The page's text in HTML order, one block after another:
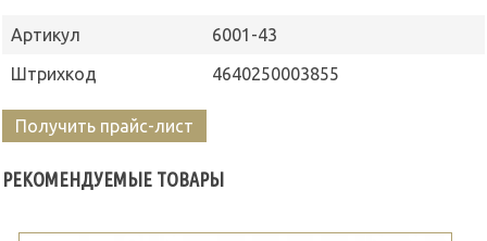
Артикул
6001-43
Штрихкод
4640250003855
Получить прайс-лист
РЕКОМЕНДУЕМЫЕ ТОВАРЫ